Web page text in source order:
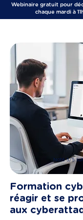
Webinaire gratuit pour
chaque mardi à
Noté 5/5
Formation
réagir et se
aux